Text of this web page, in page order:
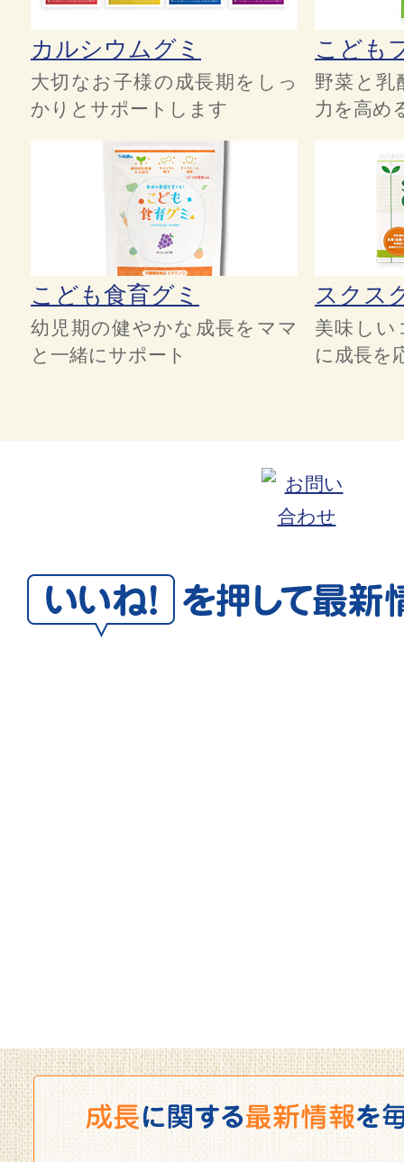
カルシウムグミ
大切なお子様の成長期をしっ
かりとサポートします
こども
野菜と乳
力を高め
こども食育グミ
幼児期の健やかな成長をママ
と一緒にサポート
スクス
美味しい
に成長を